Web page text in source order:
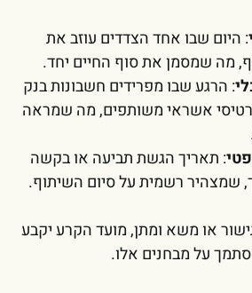
: היום שבו אחד הצדדים עוזב את
מה שמסמן את סוף החיים יחד.
: הרגע שבו מפרידים חשבונות בנק
אשראי משותפים, מה שמראה
: תאריך הגשת תביעה או בקשה
שמצהיר רשמית על סיום השיתוף.
או משא ומתן, מועד הקרע יקבע
על מבחנים אלו.